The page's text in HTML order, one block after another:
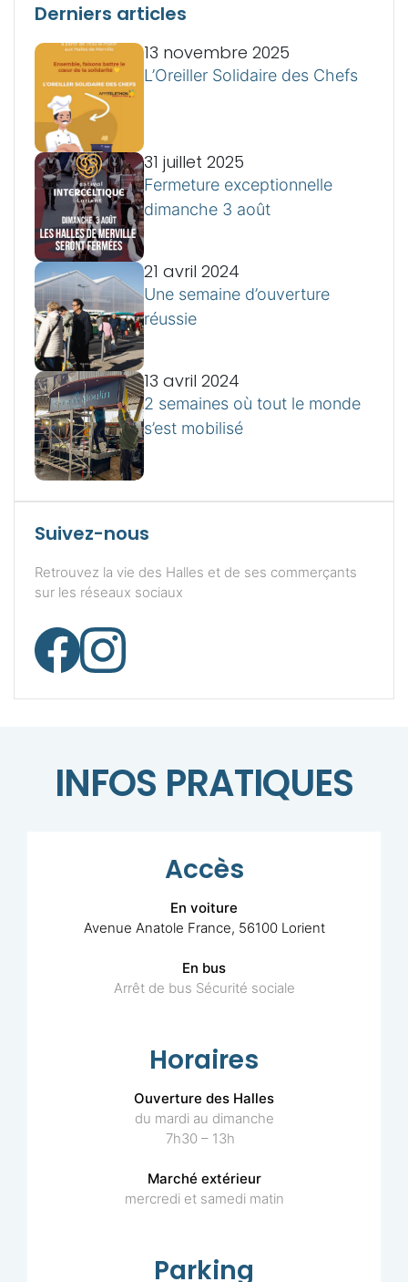
Derniers articles
13 novembre 2025
L’Oreiller Solidaire des Chefs
31 juillet 2025
Fermeture exceptionnelle
dimanche 3 août
21 avril 2024
Une semaine d’ouverture
réussie
13 avril 2024
2 semaines où tout le monde
s’est mobilisé
Suivez-nous
Retrouvez la vie des Halles et de ses commerçants
sur les réseaux sociaux
INFOS PRATIQUES
Accès
En voiture
Avenue Anatole France, 56100 Lorient
En bus
Arrêt de bus Sécurité sociale
Horaires
Ouverture des Halles
du mardi au dimanche
7h30 – 13h
Marché extérieur
mercredi et samedi matin
Parking